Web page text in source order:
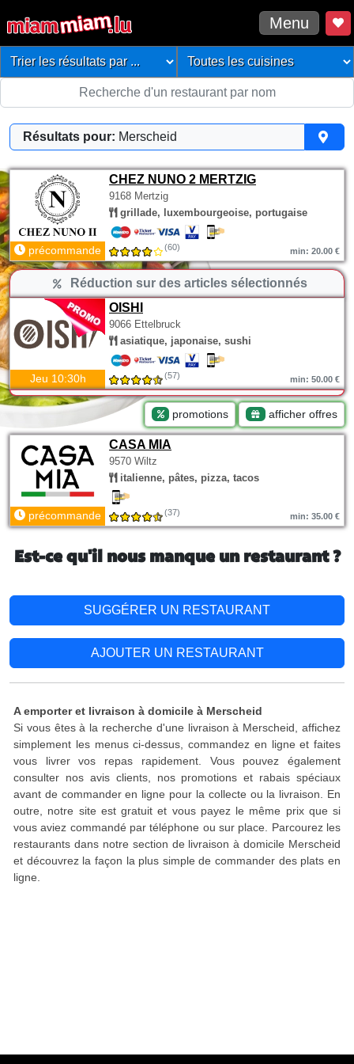
Menu
Résultats pour: Merscheid
CHEZ NUNO 2 MERTZIG
9168 Mertzig
grillade, luxembourgeoise, portugaise
précommande (60) min: 20.00 €
Réduction sur des articles sélectionnés
OISHI
9066 Ettelbruck
asiatique, japonaise, sushi
Jeu 10:30h (57) min: 50.00 €
promotions afficher offres
CASA MIA
9570 Wiltz
italienne, pâtes, pizza, tacos
précommande (37) min: 35.00 €
Est-ce qu'il nous manque un restaurant ?
SUGGÉRER UN RESTAURANT
AJOUTER UN RESTAURANT
A emporter et livraison à domicile à Merscheid
Si vous êtes à la recherche d'une livraison à Merscheid, affichez
simplement les menus ci-dessus, commandez en ligne et faites
vous livrer vos repas rapidement. Vous pouvez également
consulter nos avis clients, nos promotions et rabais spéciaux
avant de commander en ligne pour la collecte ou la livraison. En
outre, notre site est gratuit et vous payez le même prix que si
vous aviez commandé par téléphone ou sur place. Parcourez les
restaurants dans notre section de livraison à domicile Merscheid
et découvrez la façon la plus simple de commander des plats en
ligne.